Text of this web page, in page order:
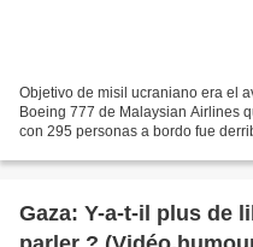
Objetivo de misil ucraniano era el
Boeing 777 de Malaysian Airlines
con 295 personas a bordo fue
Gaza: Y-a-t-il plus de